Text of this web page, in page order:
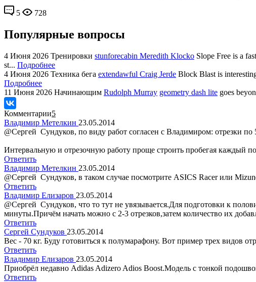
5 728
Популярные вопросы
4 Июня 2026 Тренировки stunforecabin Meredith Klocko Slope Free is a
st... Подробнее
4 Июня 2026 Техника бега extendawful Craig Jerde Block Blast is
Подробнее
11 Июня 2026 Начинающим Rudolph Murray geometry dash lite goes
Комментарии5
Владимир Метелкин 23.05.2014
@Сергей Сундуков, по виду работ согласен с Владимиром: отрезки
Интервальную и отрезочную работу проще строить пробегая каждый
Ответить
Владимир Метелкин 23.05.2014
@Сергей Сундуков, в таком случае посмотрите ASICS Racer или
Ответить
Владимир Елизаров 23.05.2014
@Сергей Сундуков, что то тут не увязывается.Для подготовки к
минуты.Причём начать можно с 2-3 отрезков,затем количество их
Ответить
Сергей Сундуков 23.05.2014
Вес - 70 кг. Буду готовиться к полумарафону. Вот пример трех видов
Ответить
Владимир Елизаров 23.05.2014
Приобрёл недавно Adidas Adizero Adios Boost.Модель с тонкой
Ответить